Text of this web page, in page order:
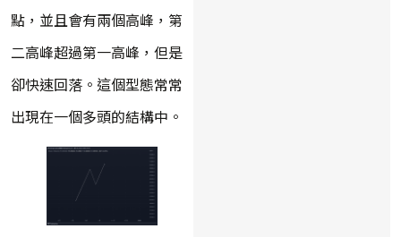
點，並且會有兩個高峰，第
二高峰超過第一高峰，但是
卻快速回落。這個型態常常
出現在一個多頭的結構中。